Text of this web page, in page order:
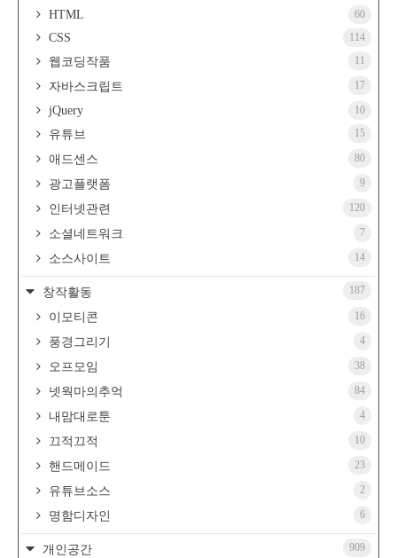
HTML 60
CSS 114
웹코딩작품 11
자바스크립트 17
jQuery 10
유튜브 15
애드센스 80
광고플랫폼 9
인터넷관련 120
소셜네트워크 7
소스사이트 14
창작활동 187
이모티콘 16
풍경그리기 4
오프모임 38
넷웍마의추억 84
내맘대로툰 4
끄적끄적 10
핸드메이드 23
유튜브소스 2
명함디자인 6
개인공간 909